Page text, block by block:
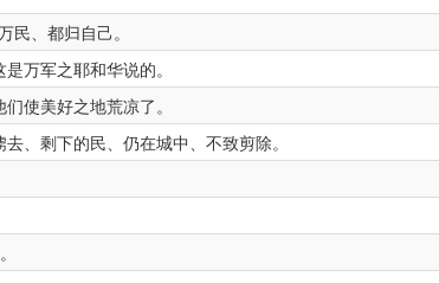
民、都归自己。
万军之耶和华说的。
使美好之地荒凉了。
、剩下的民、仍在城中、不致剪除。